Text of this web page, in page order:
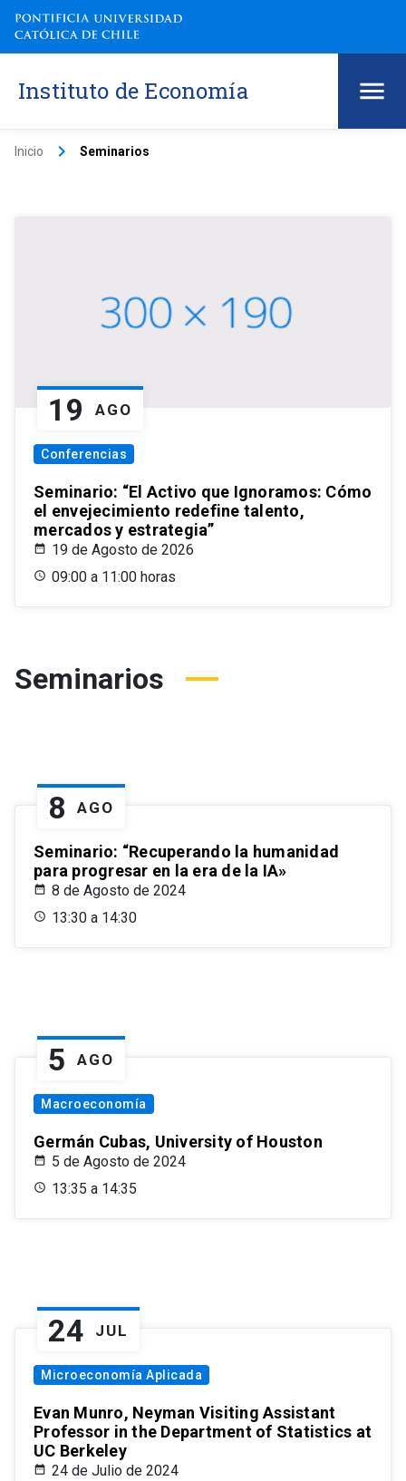
Instituto de Economía
Inicio keyboard_arrow_right Seminarios
19 AGO
Conferencias
Seminario: “El Activo que Ignoramos: Cómo
el envejecimiento redefine talento,
mercados y estrategia”
19 de Agosto de 2026
09:00 a 11:00 horas
Seminarios
8 AGO
Seminario: “Recuperando la humanidad
para progresar en la era de la IA»
8 de Agosto de 2024
13:30 a 14:30
5 AGO
Macroeconomía
Germán Cubas, University of Houston
5 de Agosto de 2024
13:35 a 14:35
24 JUL
Microeconomía Aplicada
Evan Munro, Neyman Visiting Assistant
Professor in the Department of Statistics at
UC Berkeley
24 de Julio de 2024